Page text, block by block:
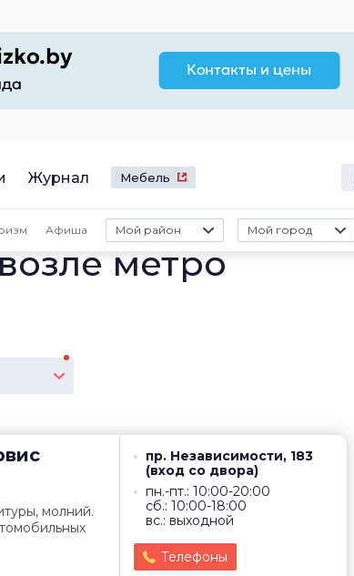
Журнал Мебель
Афиша Мой район Мой город
метро
пр. Независимости, 183
(вход со двора)
пн.-пт.: 10:00-20:00
сб.: 10:00-18:00
вс.: выходной
Телефоны
молний.